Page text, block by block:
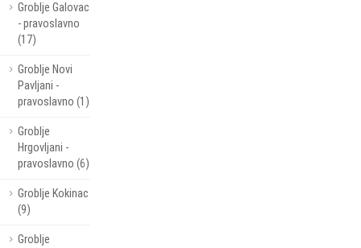
Groblje Galovac
- pravoslavno
(17)
Groblje Novi
Pavljani -
pravoslavno (1)
Groblje
Hrgovljani -
pravoslavno (6)
Groblje Kokinac
(9)
Groblje